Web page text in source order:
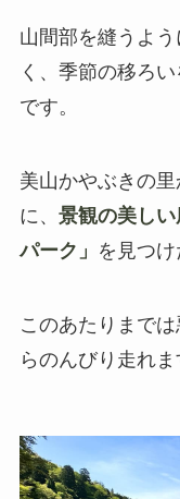
山間部を縫うよ
く、季節の移ろ
です。
美山かやぶきの
に、 景観の美し
パーク」 を見つけ
このあたりまで
らのんびり走れま